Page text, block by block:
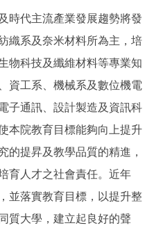
時代主流產業發展趨勢將發
織系及奈米材料所為主，培
物科技及纖維材料等專業知
資工系、機械系及數位機電
子通訊、設計製造及資訊科
本院教育目標能夠向上提升
的提昇及教學品質的精進，
育人才之社會責任。近年
並落實教育目標，以提升整
質大學，建立起良好的聲